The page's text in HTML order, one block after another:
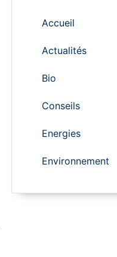
Accueil
Actualités
Bio
Conseils
Energies
Environnement